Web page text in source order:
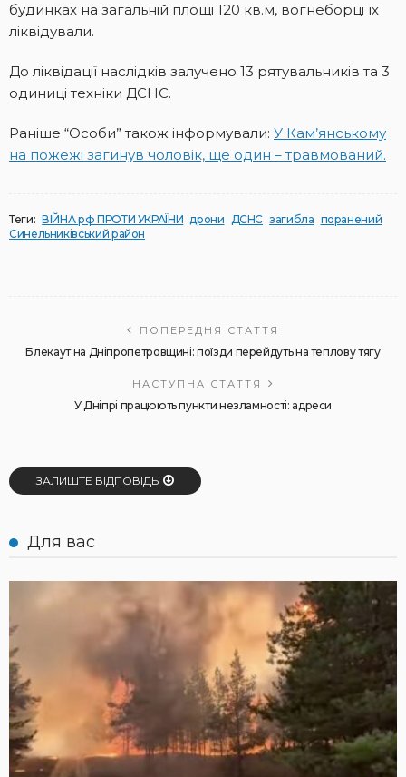
будинках на загальній площі 120 кв.м, вогнеборці їх
ліквідували.
До ліквідації наслідків залучено 13 рятувальників та 3
одиниці техніки ДСНС.
Раніше “Особи” також інформували: У Кам’янському
на пожежі загинув чоловік, ще один – травмований.
Теги: ВІЙНА рф ПРОТИ УКРАЇНИ дрони ДСНС загибла поранений
Синельниківський район
ПОПЕРЕДНЯ СТАТТЯ
Блекаут на Дніпропетровщині: поїзди перейдуть на теплову тягу
НАСТУПНА СТАТТЯ
У Дніпрі працюють пункти незламності: адреси
ЗАЛИШТЕ ВІДПОВІДЬ
Для вас